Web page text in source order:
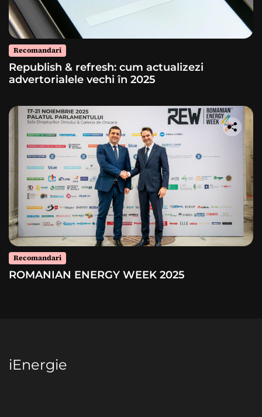
Recomandari
Republish & refresh: cum actualizezi
advertorialele vechi în 2025
Recomandari
ROMANIAN ENERGY WEEK 2025
iEnergie